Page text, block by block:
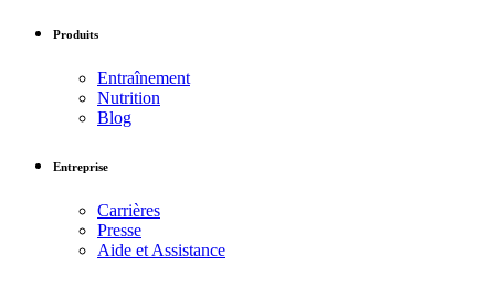
Produits
Entraînement
Nutrition
Blog
Entreprise
Carrières
Presse
Aide et Assistance